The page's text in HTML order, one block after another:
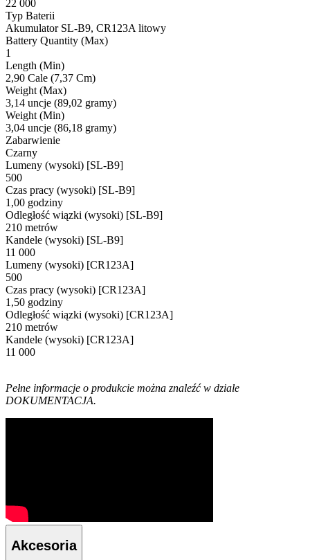
22 000
Typ Baterii
Akumulator SL-B9, CR123A litowy
Battery Quantity (Max)
1
Length (Min)
2,90 Cale (7,37 Cm)
Weight (Max)
3,14 uncje (89,02 gramy)
Weight (Min)
3,04 uncje (86,18 gramy)
Zabarwienie
Czarny
Lumeny (wysoki) [SL-B9]
500
Czas pracy (wysoki) [SL-B9]
1,00 godziny
Odległość wiązki (wysoki) [SL-B9]
210 metrów
Kandele (wysoki) [SL-B9]
11 000
Lumeny (wysoki) [CR123A]
500
Czas pracy (wysoki) [CR123A]
1,50 godziny
Odległość wiązki (wysoki) [CR123A]
210 metrów
Kandele (wysoki) [CR123A]
11 000
Pełne informacje o produkcie można znaleźć w dziale
DOKUMENTACJA.
Akcesoria